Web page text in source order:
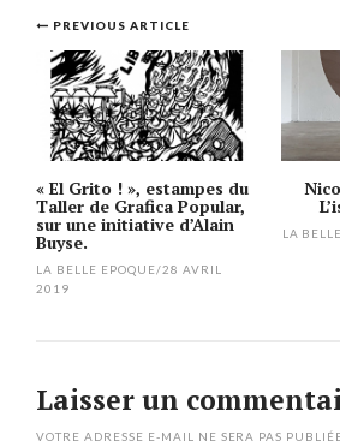
Post
navigation
LA
PREVIOUS ARTICLE
« El Grito ! », estampes du
Taller de Grafica Popular,
sur une initiative d’Alain
Buyse.
LA BELLE EPOQUE/28 AVRIL
2019
Laisser un
VOTRE ADRESSE E-MAIL NE SERA PAS